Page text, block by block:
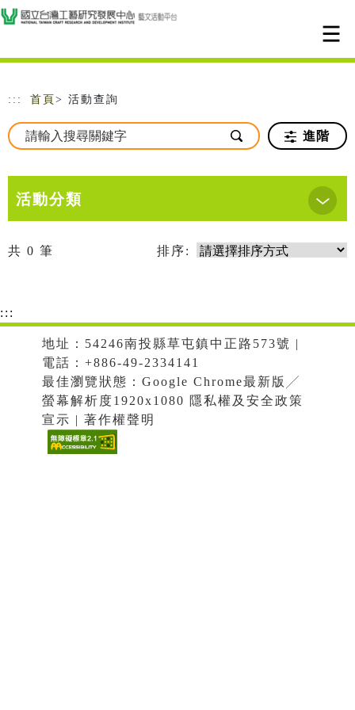
跳到主要內容
網站導覽
::: 首頁 > 活動查詢
進階
活動分類
共 0 筆 排序:
:::
地址：54246南投縣草屯鎮中正路573號 |
電話：+886-49-2334141
最佳瀏覽狀態：Google Chrome最新版╱
螢幕解析度1920x1080 隱私權及安全政策
宣示 | 著作權聲明